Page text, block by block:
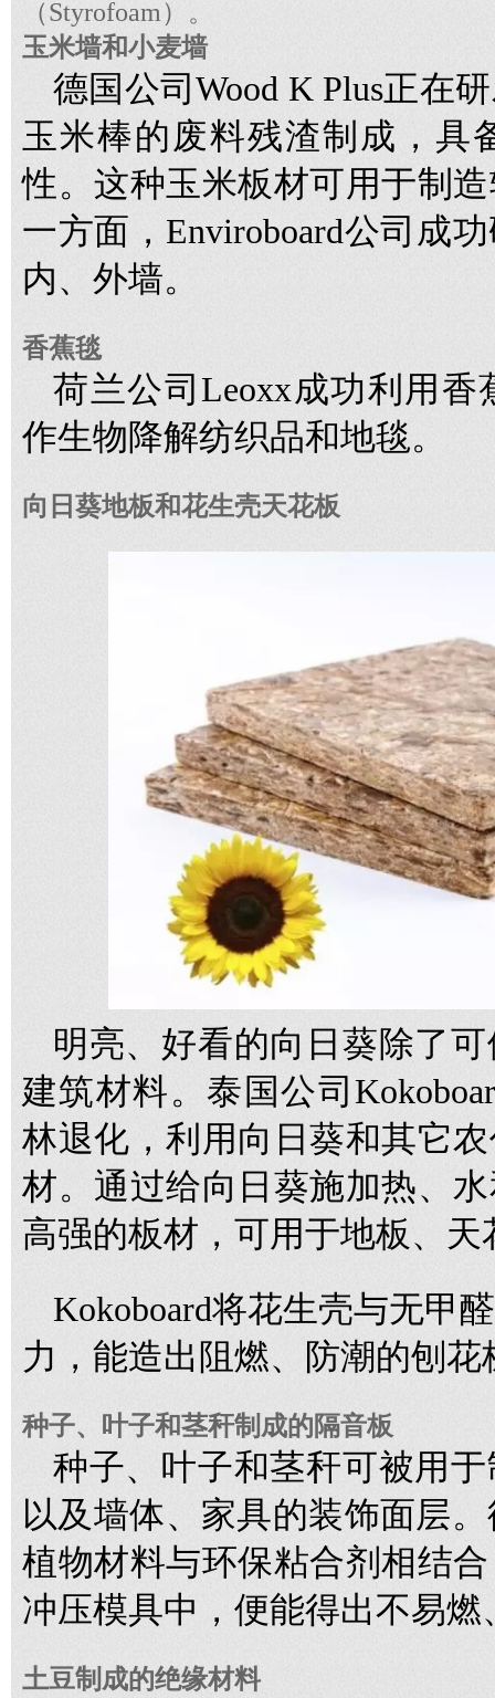
（Styrofoam）。
玉米墙和小麦墙
德国公司Wood K Plus正在
玉米棒的废料残渣制成，具
性。这种玉米板材可用于制
一方面，Enviroboard公司成
内、外墙。
香蕉毯
荷兰公司Leoxx成功利用
作生物降解纺织品和地毯。
向日葵地板和花生壳天花板
明亮、好看的向日葵除了
建筑材料。泰国公司
林退化，利用向日葵和其它
材。通过给向日葵施加热、
高强的板材，可用于地板、天
Kokoboard将花生壳与无甲
力，能造出阻燃、防潮的刨花
种子、叶子和茎秆制成的隔音板
种子、叶子和茎秆可被用
以及墙体、家具的装饰面层
植物材料与环保粘合剂相结
冲压模具中，便能得出不易
土豆制成的绝缘材料